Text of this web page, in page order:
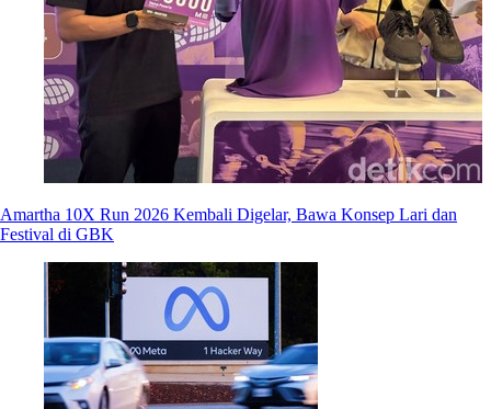
Amartha 10X Run 2026 Kembali Digelar, Bawa Konsep Lari dan
Festival di GBK